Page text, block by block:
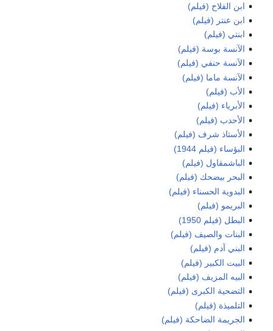
ابن الفلاح (فيلم)
ابن عنتر (فيلم)
ابنتي (فيلم)
الآنسة بوسة (فيلم)
الآنسة حنفي (فيلم)
الآنسة ماما (فيلم)
الأب (فيلم)
الأبرياء (فيلم)
الأحدب (فيلم)
الأستاذ شرف (فيلم)
البؤساء (فيلم 1944)
الباشمقاول (فيلم)
البحر بيضحك (فيلم)
البدوية الحسناء (فيلم)
البريمو (فيلم)
البطل (فيلم 1950)
البنات والصيف (فيلم)
البني آدم (فيلم)
البيت الكبير (فيلم)
البيه المزيف (فيلم)
التضحية الكبرى (فيلم)
التلميذة (فيلم)
الجريمة الضاحكة (فيلم)